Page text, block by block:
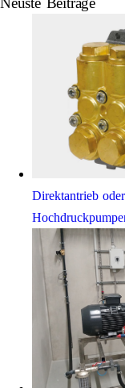
Direktantrieb